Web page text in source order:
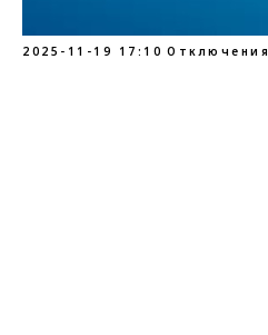
2025-11-19 17:10 Отключения